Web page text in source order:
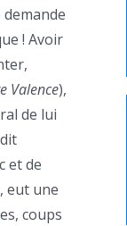
! Avoir
Valence),
de lui
et de
eut une
coups